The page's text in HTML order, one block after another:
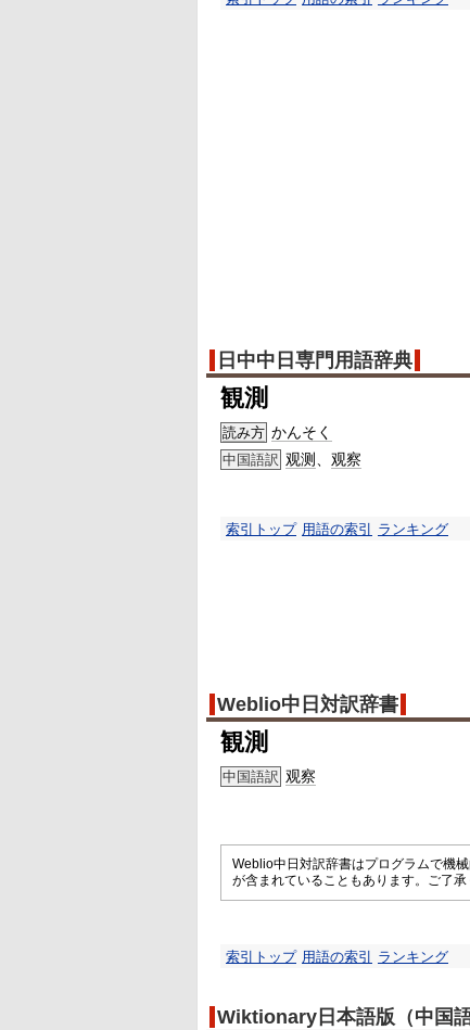
日中中日専門用語辞典
観測
読み方 かんそく
中国語訳 观测 观察
索引トップ 用語の索引 ランキング
Weblio中日対訳辞書
観測
中国語訳 观察
Weblio中日対訳辞書はプログラムで機
が含まれていることもあります。ご了承
索引トップ 用語の索引 ランキング
Wiktionary日本語版（中国語